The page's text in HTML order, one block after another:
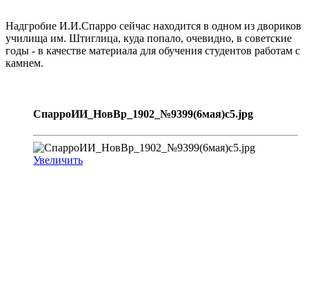
Надгробие И.И.Спарро сейчас находится в одном из двориков
училища им. Штиглица, куда попало, очевидно, в советские
годы - в качестве материала для обучения студентов работам с
камнем.
СпарроИИ_НовВр_1902_№9399(6мая)с5.jpg
Увеличить